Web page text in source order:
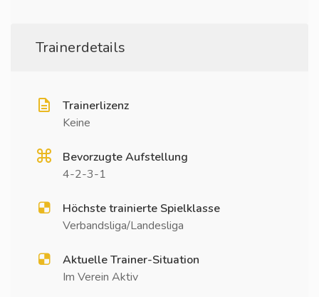
Trainerdetails
Trainerlizenz
Keine
Bevorzugte Aufstellung
4-2-3-1
Höchste trainierte Spielklasse
Verbandsliga/Landesliga
Aktuelle Trainer-Situation
Im Verein Aktiv